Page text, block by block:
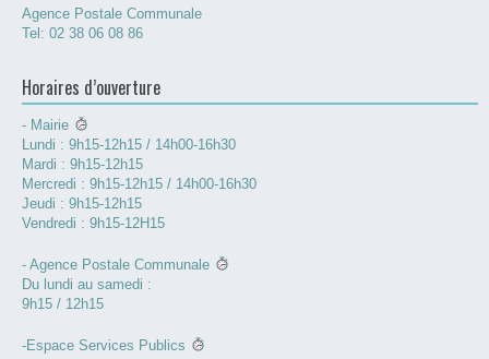
Agence Postale Communale
Tel: 02 38 06 08 86
Horaires d’ouverture
- Mairie
Lundi : 9h15-12h15 / 14h00-16h30
Mardi : 9h15-12h15
Mercredi : 9h15-12h15 / 14h00-16h30
Jeudi : 9h15-12h15
Vendredi : 9h15-12H15
- Agence Postale Communale
Du lundi au samedi :
9h15 / 12h15
-Espace Services Publics